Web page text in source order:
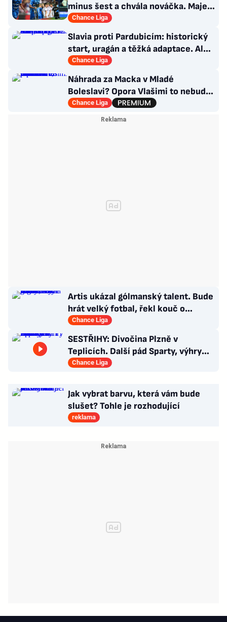
minus šest a chvála nováčka. Majer
má silnou zbraň
Chance Liga
Slavia proti Pardubicím: historický
start, uragán a těžká adaptace. Ale i
smutná událost
Chance Liga
Náhrada za Macka v Mladé
Boleslavi? Opora Vlašimi to nebude,
přichází záložník Baníku
Chance Liga
Artis ukázal gólmanský talent. Bude
hrát velký fotbal, řekl kouč o
Kašíkovi. Body ale má Sigma
Chance Liga
SESTŘIHY: Divočina Plzně v
Teplicích. Další pád Sparty, výhry
Slavie i Hradce s Baníkem
Chance Liga
Jak vybrat barvu, která vám bude
slušet? Tohle je rozhodující
reklama